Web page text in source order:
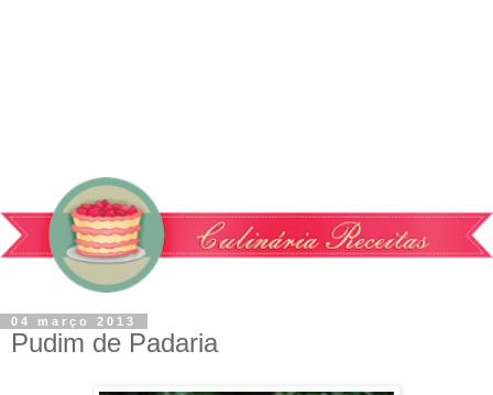
04 março 2013
Pudim de Padaria